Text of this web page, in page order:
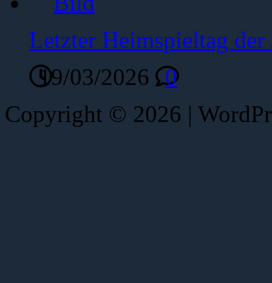
Letzter Heimspieltag der
19/03/2026
0
Copyright © 2026 |